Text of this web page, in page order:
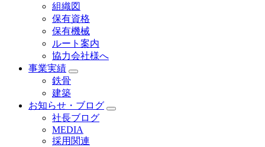
組織図
保有資格
保有機械
ルート案内
協力会社様へ
事業実績
鉄骨
建築
お知らせ・ブログ
社長ブログ
MEDIA
採用関連